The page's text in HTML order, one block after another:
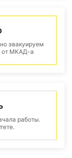
эвакуируем
от МКАД-а
работы.